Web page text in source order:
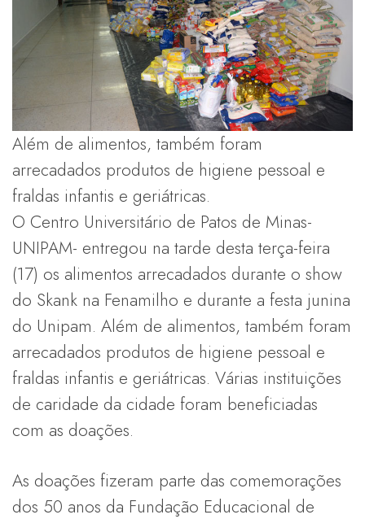
Além de alimentos, também foram
arrecadados produtos de higiene pessoal e
fraldas infantis e geriátricas.
O Centro Universitário de Patos de Minas-
UNIPAM- entregou na tarde desta terça-feira
(17) os alimentos arrecadados durante o show
do Skank na Fenamilho e durante a festa junina
do Unipam. Além de alimentos, também foram
arrecadados produtos de higiene pessoal e
fraldas infantis e geriátricas. Várias instituições
de caridade da cidade foram beneficiadas
com as doações.
As doações fizeram parte das comemorações
dos 50 anos da Fundação Educacional de